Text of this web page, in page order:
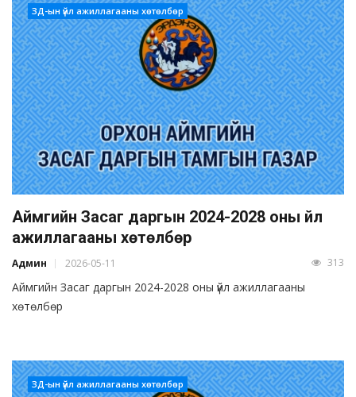
ЗД-ын үйл ажиллагааны хөтөлбөр
Аймгийн Засаг даргын 2024-2028 оны үйл
ажиллагааны хөтөлбөр
Админ 2026-05-11 313
Аймгийн Засаг даргын 2024-2028 оны үйл ажиллагааны
хөтөлбөр
ЗД-ын үйл ажиллагааны хөтөлбөр